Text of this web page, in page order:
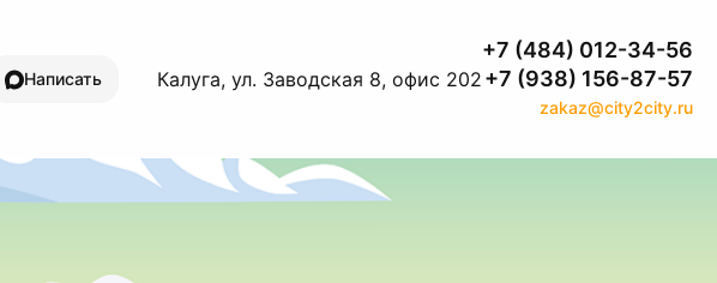
Написать Калуга, ул. Заводская 8, офис 202
+7 (484) 012-34-56
+7 (938) 156-87-57
zakaz@city2city.ru